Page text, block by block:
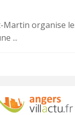
Martin organise
...